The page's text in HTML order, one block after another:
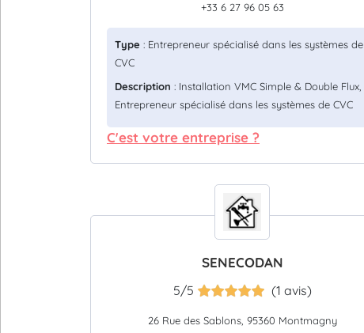
+33 6 27 96 05 63
Type : Entrepreneur spécialisé dans les systèmes de
CVC
Description : Installation VMC Simple & Double Flux,
Entrepreneur spécialisé dans les systèmes de CVC
C'est votre entreprise ?
SENECODAN
5/5 (1 avis)
26 Rue des Sablons, 95360 Montmagny